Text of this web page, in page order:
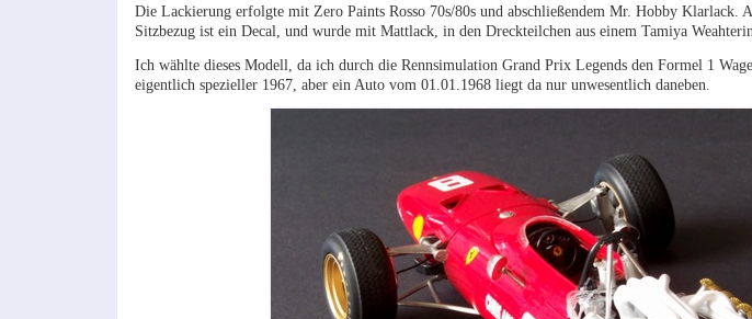
Die Lackierung erfolgte mit Zero Paints Rosso 70s/80s und abschließendem Mr. Hobby Klarlack.
Sitzbezug ist ein Decal, und wurde mit Mattlack, in den Dreckteilchen aus einem Tamiya
Ich wählte dieses Modell, da ich durch die Rennsimulation Grand Prix Legends den Formel 1
eigentlich spezieller 1967, aber ein Auto vom 01.01.1968 liegt da nur unwesentlich daneben.